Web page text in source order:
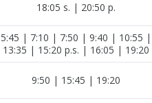
18:05 s. | 20:50 p.
5:45 | 7:10 | 7:50 | 9:40 | 10:55 |
13:35 | 15:20 p.s. | 16:05 | 19:20
9:50 | 15:45 | 19:20